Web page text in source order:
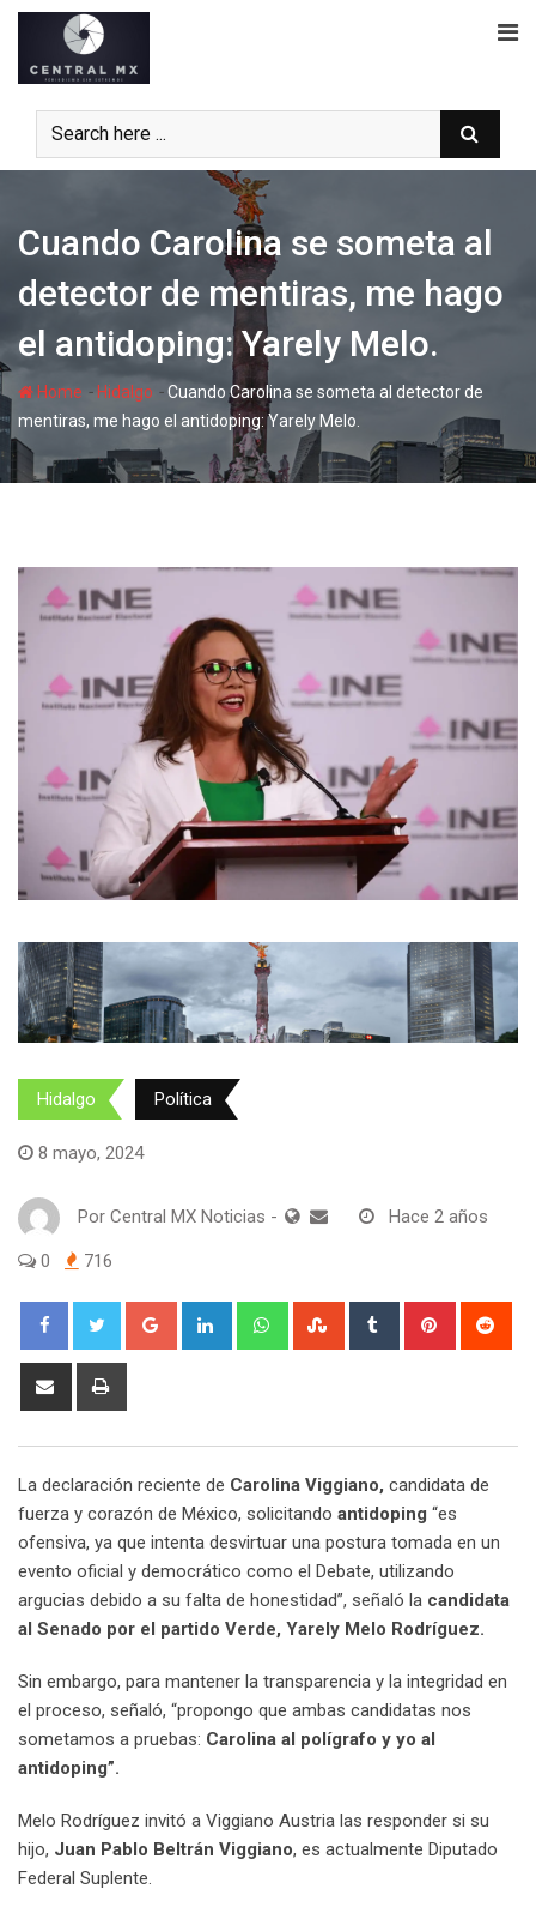
Skip
content
Cuando Carolina se someta al
detector de mentiras, me hago
el antidoping: Yarely Melo.
Home - Hidalgo -Cuando Carolina se someta al detector de
mentiras, me hago el antidoping: Yarely Melo.
Hidalgo Política
8 mayo, 2024
Por Central MX Noticias - Hace 2 años
0 716
Google+ LinkedIn WhatsappStumbleUpon
Tumblr Pinterest
Share
La declaración reciente de Carolina Viggiano, candidata de
fuerza y corazón de México, solicitando antidoping “es
ofensiva, ya que intenta desvirtuar una postura tomada en un
evento oficial y democrático como el Debate, utilizando
argucias debido a su falta de honestidad”, señaló la candidata
al Senado por el partido Verde, Yarely Melo Rodríguez.
Sin embargo, para mantener la transparencia y la integridad en
el proceso, señaló, “propongo que ambas candidatas nos
sometamos a pruebas: Carolina al polígrafo y yo al
antidoping”.
Melo Rodríguez invitó a Viggiano Austria las responder si su
hijo, Juan Pablo Beltrán Viggiano, es actualmente Diputado
Federal Suplente.